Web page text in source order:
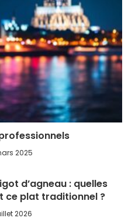
2025
d’agneau : quelles
ce plat traditionnel ?
2026